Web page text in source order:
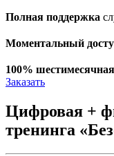
Полная поддержка
Моментальный
100%
Заказать
Цифровая +
тренинга